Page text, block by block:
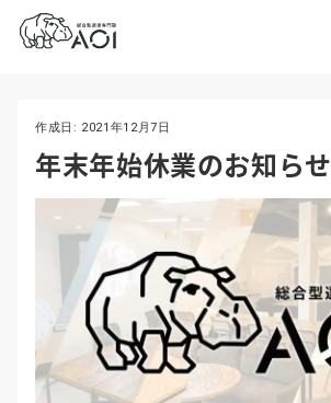
作成日: 2021年12月7日
年末年始休業のお知らせ